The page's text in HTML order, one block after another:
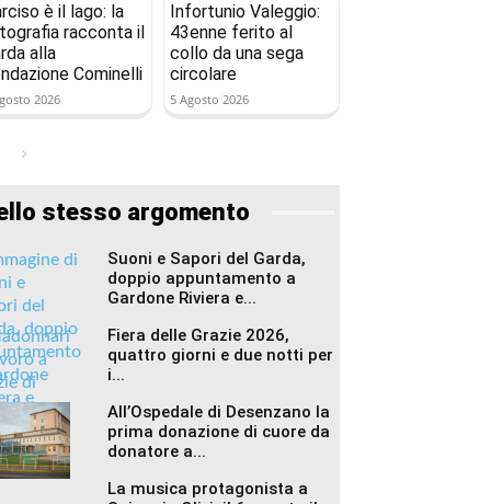
è il lago: la
racconta il
alla
Cominelli
2026
Infortunio Valeggio:
43enne ferito al
collo da una sega
circolare
5 Agosto 2026
stesso argomento
Suoni e Sapori del Garda,
doppio appuntamento a
Gardone Riviera e...
Fiera delle Grazie 2026,
quattro giorni e due notti per
i...
All’Ospedale di Desenzano la
prima donazione di cuore da
donatore a...
La musica protagonista a